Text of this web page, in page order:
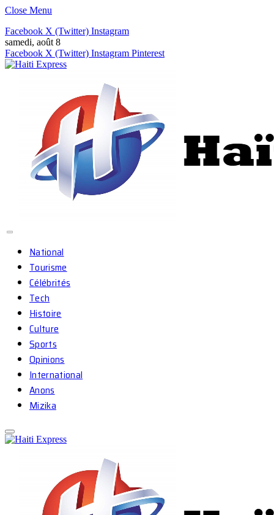
Close Menu
Facebook X (Twitter) Instagram
samedi, août 8
Facebook X (Twitter) Instagram Pinterest
National
Tourisme
Célébrités
Tech
Histoire
Culture
Sports
Opinions
International
Anons
Mizika